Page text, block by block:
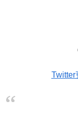
Twitter